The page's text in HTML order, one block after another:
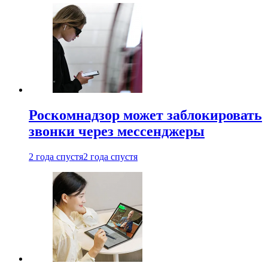
Роскомнадзор может заблокировать
звонки через мессенджеры
2 года спустя2 года спустя